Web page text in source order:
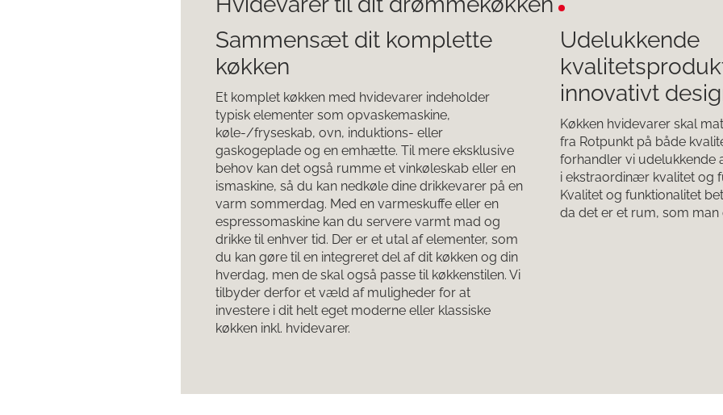
Sammensæt dit komplette
køkken
Et komplet køkken med hvidevarer indeholder
typisk elementer som opvaskemaskine,
køle-/fryseskab, ovn, induktions- eller
gaskogeplade og en emhætte. Til mere eksklusive
behov kan det også rumme et vinkøleskab eller en
ismaskine, så du kan nedkøle dine drikkevarer på en
varm sommerdag. Med en varmeskuffe eller en
espressomaskine kan du servere varmt mad og
drikke til enhver tid. Der er et utal af elementer, som
du kan gøre til en integreret del af dit køkken og din
hverdag, men de skal også passe til køkkenstilen. Vi
tilbyder derfor et væld af muligheder for at
investere i dit helt eget moderne eller klassiske
køkken inkl. hvidevarer.
Udelukkende
innovativt
Køkken hvidevarer skal
fra Rotpunkt på både
forhandler vi udelukkende
i ekstraordinær kvalitet og
Kvalitet og funktionalitet
da det er et rum, som man